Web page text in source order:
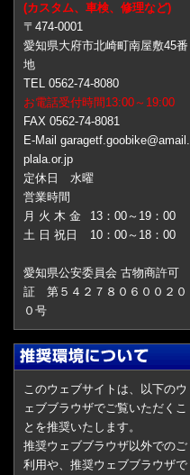
(カスタム、車検、修理など)
〒474-0001
愛知県大府市北崎町南屋敷45番
地
TEL 0562-74-8080
お電話受付時間13:00～19:00
FAX 0562-74-8081
E-Mail garagetf.goobike@amail.
plala.or.jp
定休日 水曜
営業時間
月 火 木 金
13：00～19：00
土 日 祝日
10：00～18：00
愛知県公安委員会 古物商許可
証 第５４２７８０６００２０
０号
このウェブサイトは、以下のウ
ェブブラウザでご覧いただくこ
とを推奨いたします。
推奨ウェブブラウザ以外でのご
利用や、推奨ウェブブラウザで